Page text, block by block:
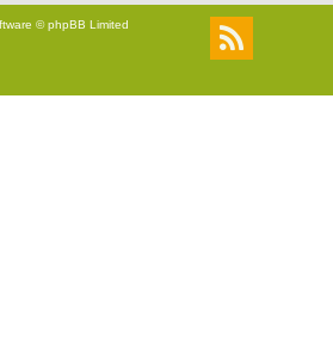
c
r
© phpBB Limited